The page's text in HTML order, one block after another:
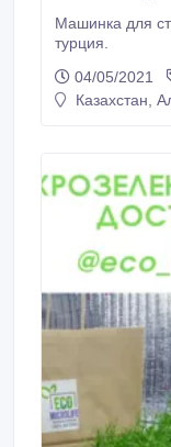
Машинка для стрижки
турция.
04/05/2021
Казахстан,